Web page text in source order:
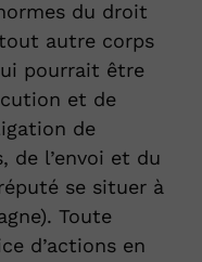
du droit
autre corps
pourrait être
et de
de
de l’envoi et du
se situer à
Toute
d’actions en